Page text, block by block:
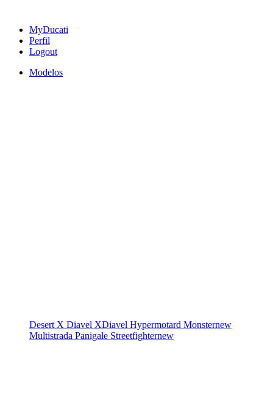
MyDucati
Perfil
Logout
Modelos
Desert X Diavel XDiavel Hypermotard Monsternew
Multistrada Panigale Streetfighternew